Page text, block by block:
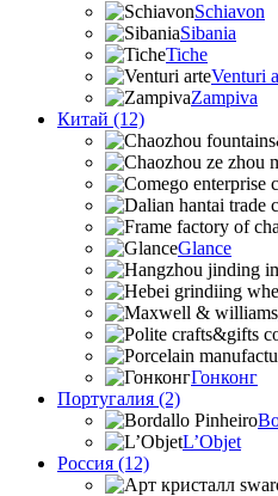
Schiavon
Sibania
Tiche
Venturi
Zampiva
Китай (12)
Glance
Гонконг
Португалия (2)
L’Objet
Россия (12)